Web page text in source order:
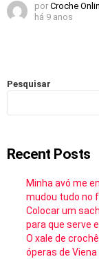
por Croche
há 9 anos
Pesquisar
Recent Posts
Minha avó me
mudou tudo no
Colocar um
para que serve
O xale de
óperas de Viena